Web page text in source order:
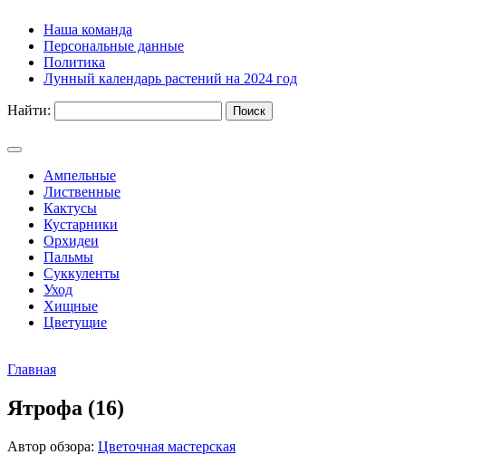
Наша команда
Персональные данные
Политика
Лунный календарь растений на 2024 год
Найти:
Ампельные
Лиственные
Кактусы
Кустарники
Орхидеи
Пальмы
Суккуленты
Уход
Хищные
Цветущие
Главная
Ятрофа (16)
Автор обзора: Цветочная мастерская